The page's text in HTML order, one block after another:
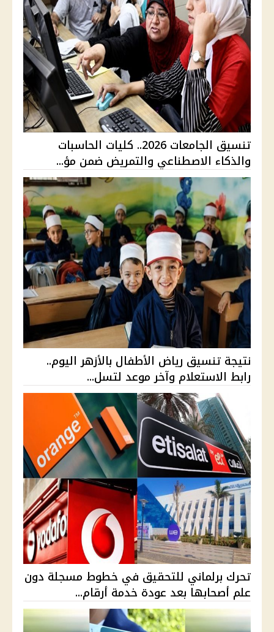
تنسيق الجامعات 2026.. كليات الحاسبات
والذكاء الاصطناعي والتمريض ضمن مؤ...
نتيجة تنسيق رياض الأطفال بالأزهر اليوم..
رابط الاستعلام وآخر موعد لتسل...
تحرك برلماني للتحقيق في خطوط مسجلة دون
علم أصحابها بعد عودة خدمة أرقام...